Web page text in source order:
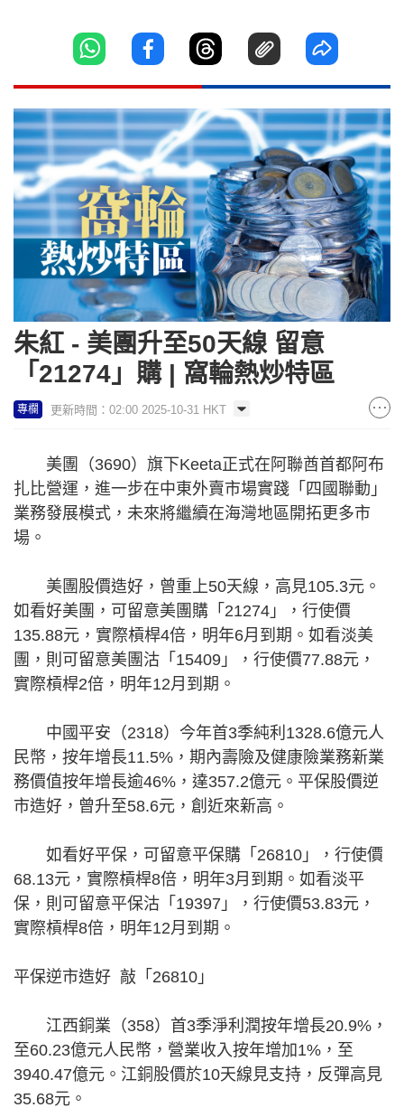
朱紅 - 美團升至50天線 留意
「21274」購 | 窩輪熱炒特區
專欄 更新時間：02:00 2025-10-31 HKT
美團（3690）旗下Keeta正式在阿聯酋首都阿布
扎比營運，進一步在中東外賣市場實踐「四國聯動」
業務發展模式，未來將繼續在海灣地區開拓更多市
場。
美團股價造好，曾重上50天線，高見105.3元。
如看好美團，可留意美團購「21274」，行使價
135.88元，實際槓桿4倍，明年6月到期。如看淡美
團，則可留意美團沽「15409」，行使價77.88元，
實際槓桿2倍，明年12月到期。
中國平安（2318）今年首3季純利1328.6億元人
民幣，按年增長11.5%，期內壽險及健康險業務新業
務價值按年增長逾46%，達357.2億元。平保股價逆
市造好，曾升至58.6元，創近來新高。
如看好平保，可留意平保購「26810」，行使價
68.13元，實際槓桿8倍，明年3月到期。如看淡平
保，則可留意平保沽「19397」，行使價53.83元，
實際槓桿8倍，明年12月到期。
平保逆市造好 敲「26810」
江西銅業（358）首3季淨利潤按年增長20.9%，
至60.23億元人民幣，營業收入按年增加1%，至
3940.47億元。江銅股價於10天線見支持，反彈高見
35.68元。